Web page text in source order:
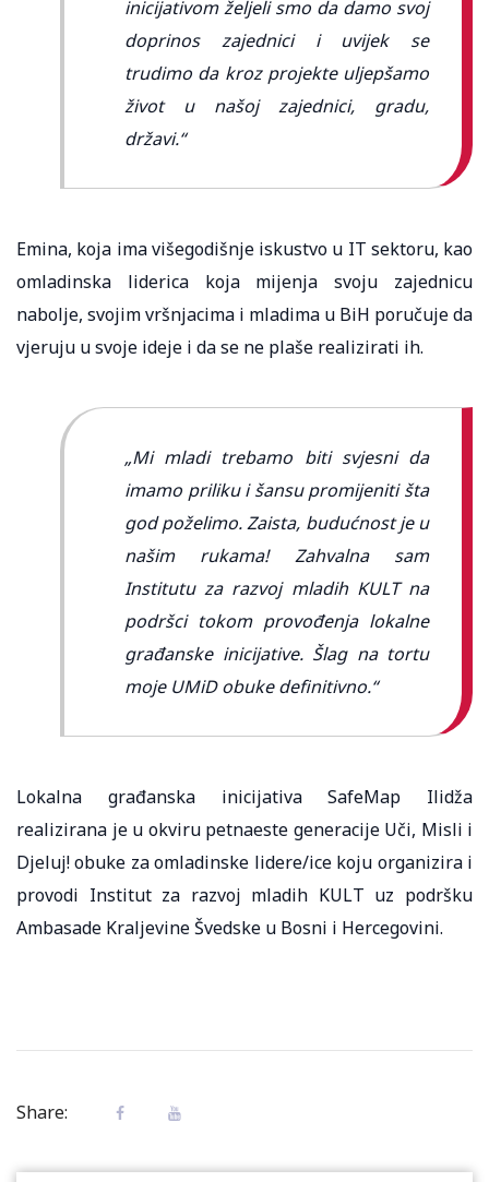
inicijativom željeli smo da damo svoj
doprinos zajednici i uvijek se
trudimo da kroz projekte uljepšamo
život u našoj zajednici, gradu,
državi.“
Emina, koja ima višegodišnje iskustvo u IT sektoru, kao
omladinska liderica koja mijenja svoju zajednicu
nabolje, svojim vršnjacima i mladima u BiH poručuje da
vjeruju u svoje ideje i da se ne plaše realizirati ih.
„Mi mladi trebamo biti svjesni da
imamo priliku i šansu promijeniti šta
god poželimo. Zaista, budućnost je u
našim rukama! Zahvalna sam
Institutu za razvoj mladih KULT na
podršci tokom provođenja lokalne
građanske inicijative. Šlag na tortu
moje UMiD obuke definitivno.“
Lokalna građanska inicijativa SafeMap Ilidža
realizirana je u okviru petnaeste generacije Uči, Misli i
Djeluj! obuke za omladinske lidere/ice koju organizira i
provodi Institut za razvoj mladih KULT uz podršku
Ambasade Kraljevine Švedske u Bosni i Hercegovini.
Share: